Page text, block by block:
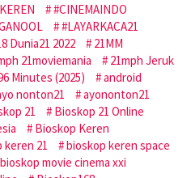
#CINEMAINDO
#LAYARKACA21
Dunia21 2022
21MM
21moviemania
21mph Jeruk
Minutes (2025)
android
nonton21
ayononton21
21
Bioskop 21 Online
Bioskop Keren
keren 21
bioskop keren space
bioskop movie cinema xxi